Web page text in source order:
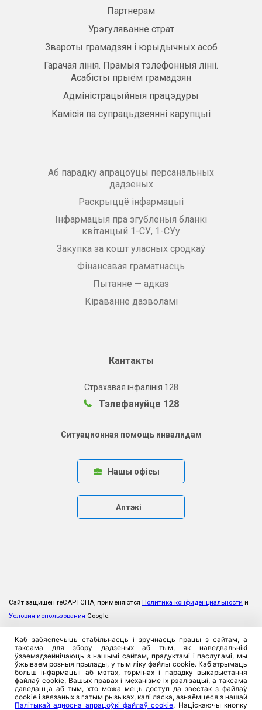
Партнерам
Урэгуляванне страт
Звароты грамадзян і юрыдычных асоб
Гарачая лінія. Прамыя тэлефонныя лініі.
Асабісты прыём грамадзян
Адміністрацыйныя працэдуры
Камісія па супрацьдзеянні карупцыі
Аб парадку апрацоўцы персанальных
дадзеных
Раскрыццё інфармацыі
Інфармацыя пра згубленыя бланкі
квітанцый 1-СУ, 1-СУу
Закупка за кошт уласных сродкаў
Фінансавая граматнасць
Пытанне — адказ
Кіраванне дазволамі
Кантакты
Страхавая інфалінія 128
Тэлефануйце 128
Ситуационная помощь инвалидам
Нашы офісы
Аптэкі
Сайт защищен reCAPTCHA, применяются Политика конфиденциальности и
Условия использования Google.
Каб забяспечыць стабільнасць і зручнасць працы з сайтам, а
таксама для збору дадзеных аб тым, як наведвальнікі
ўзаемадзейнічаюць з нашымі сайтам, прадуктамі і паслугамі, мы
ўжываем розныя прылады, у тым ліку файлы cookie. Каб атрымаць
больш інфармацыі аб мэтах, тэрмінах і парадку выкарыстання
файлаў cookie, Вашых правах і механізме іх рэалізацыі, а таксама
даведацца аб тым, хто можа мець доступ да звестак з файлаў
cookie і звязаных з гэтым рызыках, калі ласка, азнаёмцеся з нашай
Палітыкай адносна апрацоўкі файлаў cookie. Націскаючы кнопку